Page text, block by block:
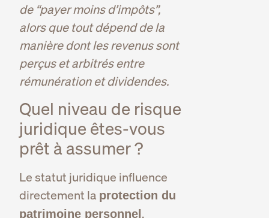
de “payer moins d’impôts”,
alors que tout dépend de la
manière dont les revenus sont
perçus et arbitrés entre
rémunération et dividendes.
Quel niveau de risque
juridique êtes-vous
prêt à assumer ?
Le statut juridique influence
directement la protection du
patrimoine personnel.